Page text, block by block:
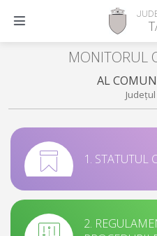
MONITORUL
AL
Județul
1. STATUTUL
2.